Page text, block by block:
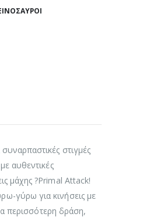
στιγμές
αυθεντικές
μάχης ?Primal Attack!
γύρω για κινήσεις με
περισσότερη δράση,